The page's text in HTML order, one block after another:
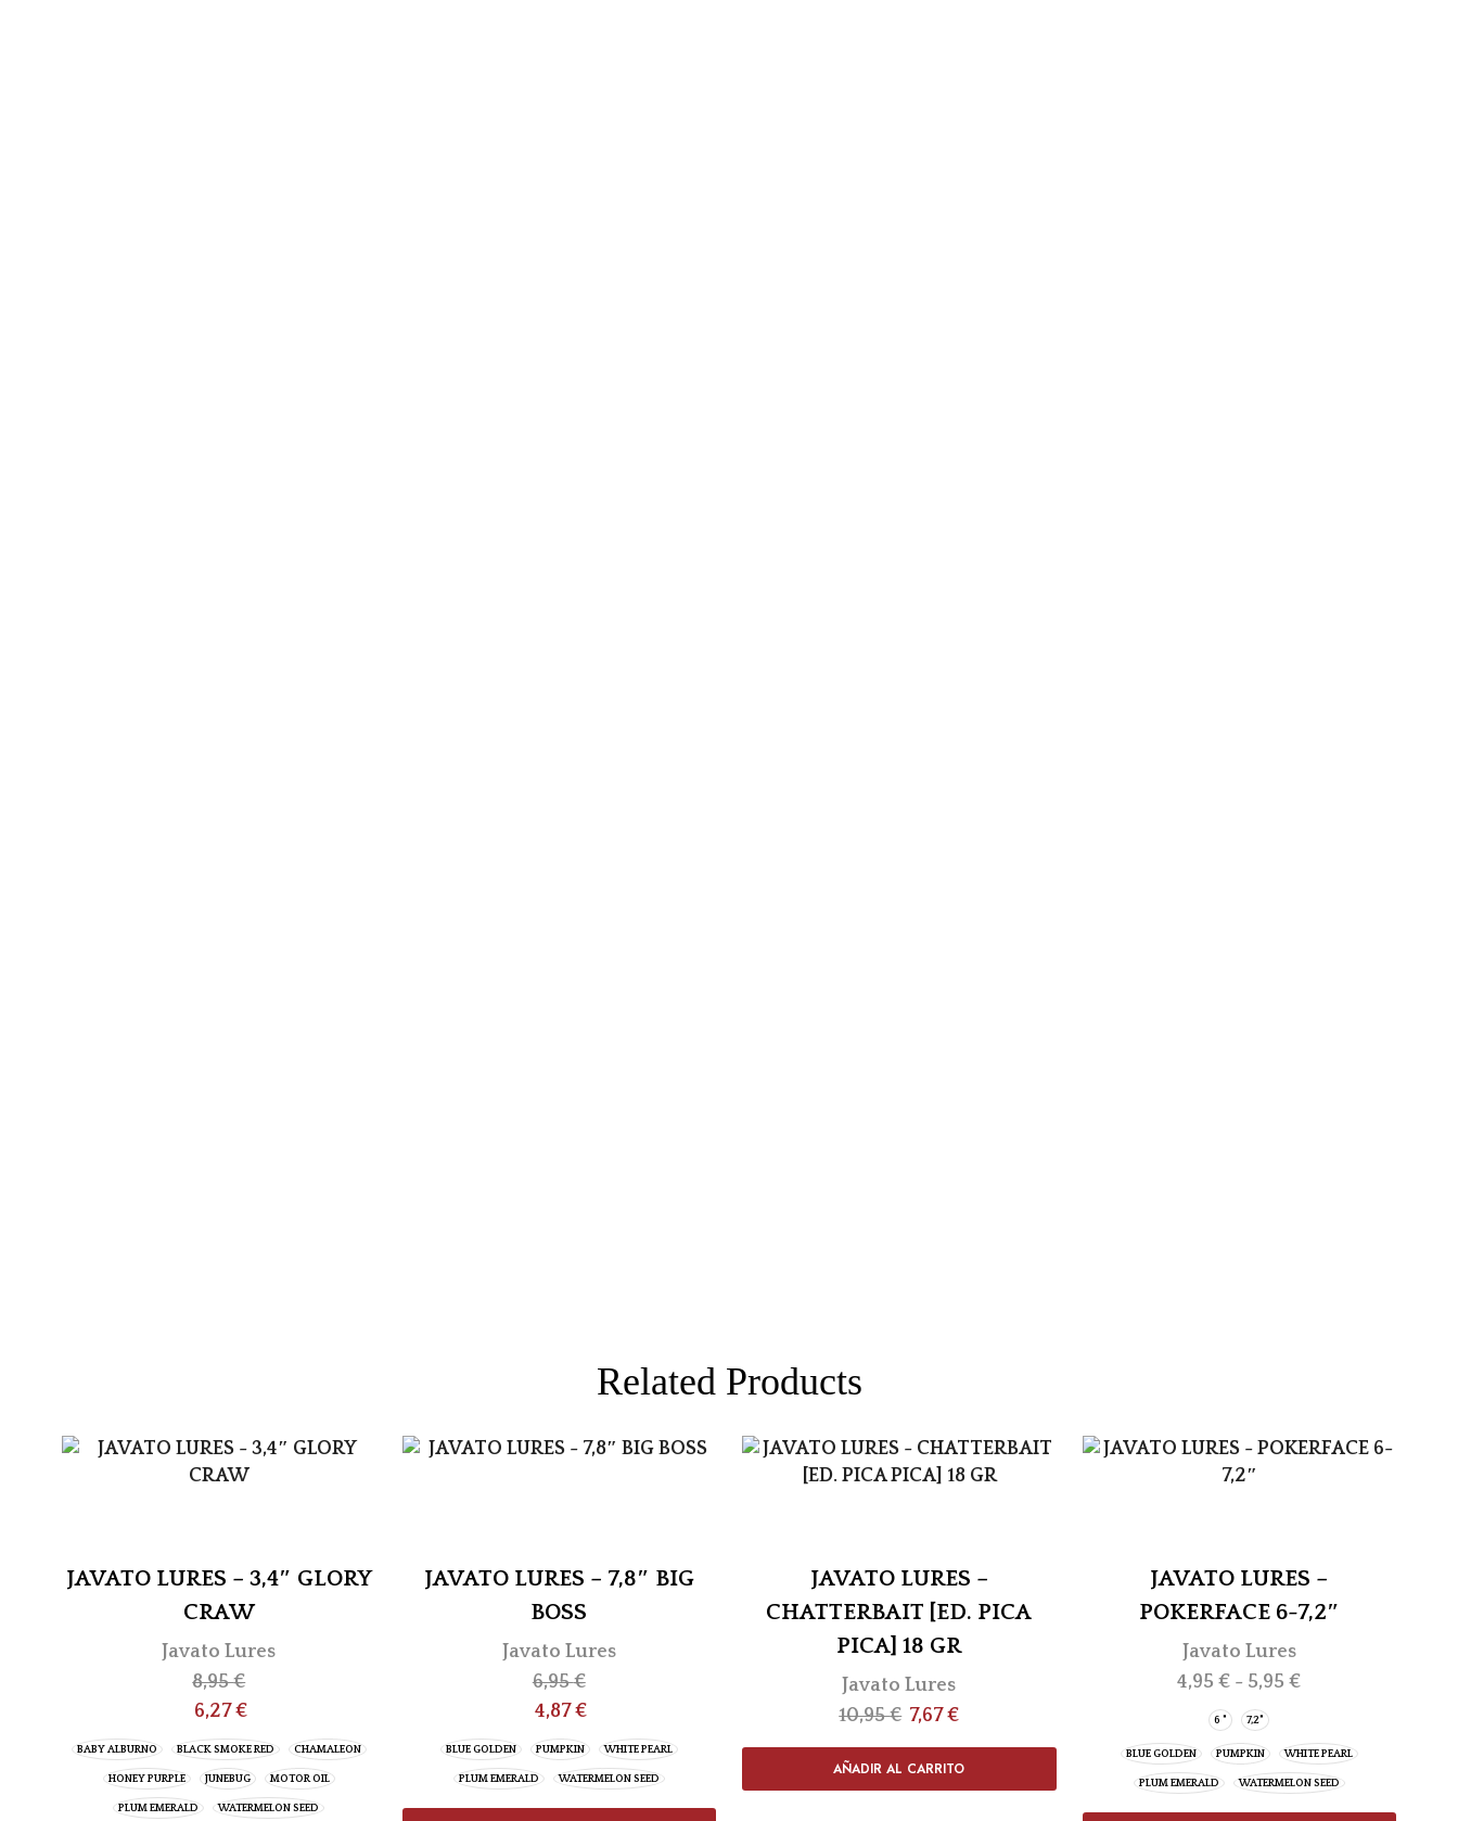
Related Products
JAVATO LURES – 3,4″ GLORY
CRAW
Javato Lures
8,95€
6,27€
BABY ALBURNO BLACK SMOKE RED CHAMALEON
HONEY PURPLE JUNEBUG MOTOR OIL
PLUM EMERALD WATERMELON SEED
JAVATO LURES – 7,8″ BIG
BOSS
Javato Lures
6,95€
4,87€
BLUE GOLDEN PUMPKIN WHITE PEARL
PLUM EMERALD WATERMELON SEED
JAVATO LURES –
CHATTERBAIT [ED. PICA
PICA] 18 GR
Javato Lures
10,95€ 7,67€
AÑADIR AL CARRITO
JAVATO LURES –
POKERFACE 6-7,2″
Javato Lures
4,95€ - 5,95€
6 " 7,2"
BLUE GOLDEN PUMPKIN WHITE PEARL
PLUM EMERALD WATERMELON SEED